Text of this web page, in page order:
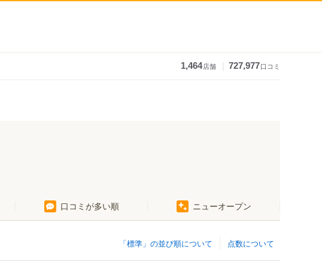
1,464店舗 727,977口コミ
口コミが多い順 ニューオープン
点数について
「標準」の並び順について